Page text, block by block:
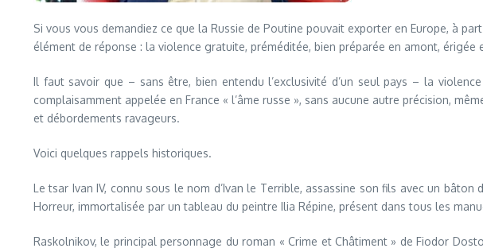
Si vous vous demandiez ce que la Russie de Poutine pouvait exporter en Europe, à
élément de réponse : la violence gratuite, préméditée, bien préparée en amont,
Il faut savoir que – sans être, bien entendu l’exclusivité d’un seul pays – la
complaisamment appelée en France « l’âme russe », sans aucune autre précision,
et débordements ravageurs.
Voici quelques rappels historiques.
Le tsar Ivan IV, connu sous le nom d’Ivan le Terrible, assassine son fils avec un
Horreur, immortalisée par un tableau du peintre Ilia Répine, présent dans tous les
Raskolnikov, le principal personnage du roman « Crime et Châtiment » de Fiodor